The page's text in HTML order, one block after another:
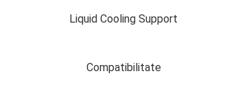
Liquid Cooling Support
Compatibilitate